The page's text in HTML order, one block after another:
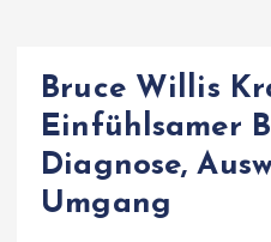
Bruce Willis
Einfühlsamer
Diagnose,
Umgang